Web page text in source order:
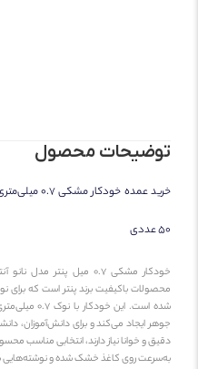
محصول
باکیفیت برند پنتر است که برای نوشتار
این خودکار با نوک0.7 میلی‌متری
،
ایجاد می‌کند و برای دانش‌آموزان، دانشجویان،
و خوانا نیاز دارند، انتخابی مناسب محسوب
روی کاغذ خشک شده و نوشته‌هایی شفاف،